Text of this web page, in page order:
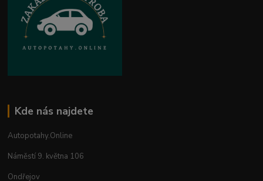
Kde nás najdete
Autopotahy.Online
Náměstí 9. května 106
Ondřejov